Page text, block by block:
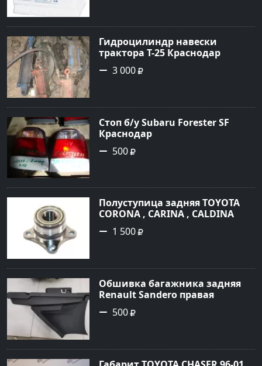
Гидроцилиндр навески
трактора Т-25 Краснодар
3 000
Стоп б/у Subaru Forester SF
Краснодар
500
Полуступица задняя TOYOTA
CORONA , CARINA , CALDINA
2WD 1992-2001г Краснодар
1 500
Обшивка багажника задняя
Renault Sandero правая
Кропоткин
500